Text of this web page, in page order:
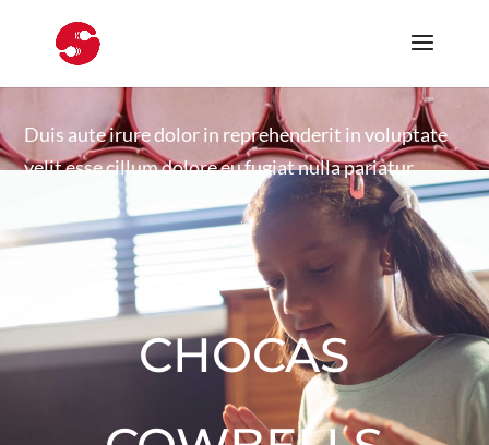
Duis aute irure dolor in reprehenderit in voluptate
velit esse cillum dolore eu fugiat nulla pariatur.
CHOCAS